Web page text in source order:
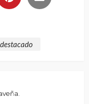
destacado